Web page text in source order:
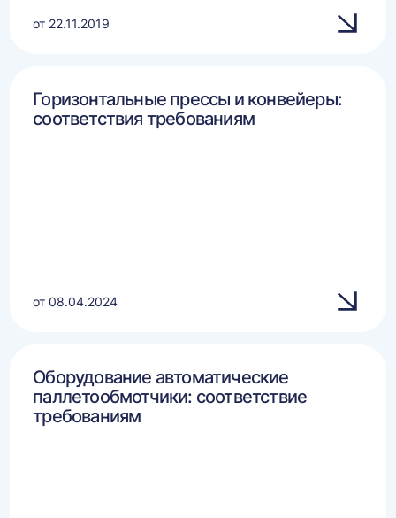
от 22.11.2019
Горизонтальные прессы и конвейеры:
соответствия требованиям
от 08.04.2024
Оборудование автоматические
паллетообмотчики: соответствие
требованиям